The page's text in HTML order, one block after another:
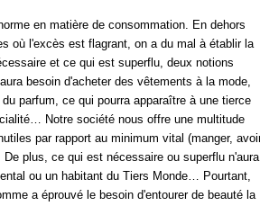
en matière de consommation. En dehors
où l'excès est flagrant, on a du mal à établir la
et ce qui est superflu, deux notions
besoin d'acheter des vêtements à la mode,
parfum, ce qui pourra apparaître à une tierce
Notre société nous offre une multitude
par rapport au minimum vital (manger,
plus, ce qui est nécessaire ou superflu n'aura
ou un habitant du Tiers Monde… Pourtant,
a éprouvé le besoin d'entourer de beauté la